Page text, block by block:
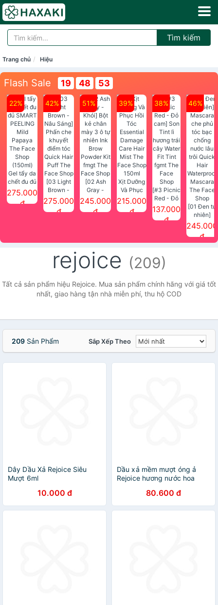
Tìm kiếm
Trang chủ Hiệu
Flash Sale 19 48 52
22%
Gel tẩy da
chết đu đủ
SMART
PEELING
275.000
đ
42%
[03 Light
Brown -
Nâu Sáng]
Phấn che
275.000
đ
51%
[02 Ash
Gray -
Khói] Bột
kẻ chân
Face Shop
245.000
đ
39%
Xịt Dưỡng
Và Phục
Hồi Tóc
Essential
215.000
đ
38%
[#3 Picnic
Red - Đỏ
cam] Son
Face
Shop
137.000
đ
46%
[01 Đen tự
nhiên]
Mascara
che phủ
Waterproof
Mascara
245.000
đ
rejoice (209)
Tất cả sản phẩm hiệu Rejoice. Mua sản phẩm chính hãng với giá tốt
nhất, giao hàng tận nhà miễn phí, thu hộ COD
209 Sản Phẩm Sắp Xếp Theo
Dây Dầu Xả Rejoice Siêu
Mượt 6ml
10.000 đ
Dầu xả mềm mượt óng ả
Rejoice hương nước hoa
80.600 đ